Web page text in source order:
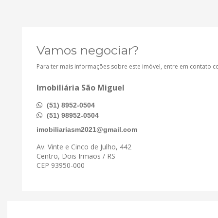
Vamos negociar?
Para ter mais informações sobre este imóvel, entre em contato
Imobiliária São Miguel
(51) 8952-0504
(51) 98952-0504
imobiliariasm2021@gmail.com
Av. Vinte e Cinco de Julho, 442
Centro, Dois Irmãos / RS
CEP 93950-000